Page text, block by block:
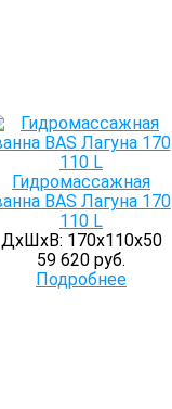
Гидромассажная
BAS Лагуна 170
110 L
ДхШхВ: 170х110х50
59 620 руб.
Подробнее